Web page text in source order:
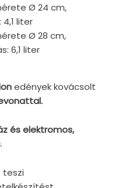
Ø 24 cm,
liter
Ø 28 cm,
6,1 liter
edények kovácsolt
és elektromos,
.
teszi